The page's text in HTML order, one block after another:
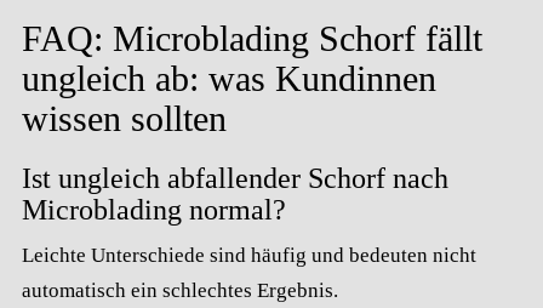
FAQ: Microblading Schorf fällt
ungleich ab: was Kundinnen
wissen sollten
Ist ungleich abfallender Schorf nach
Microblading normal?
Leichte Unterschiede sind häufig und bedeuten nicht
automatisch ein schlechtes Ergebnis.